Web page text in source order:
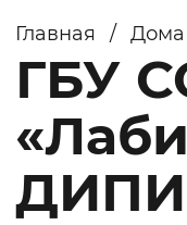
Главная / Дома
ГБУ